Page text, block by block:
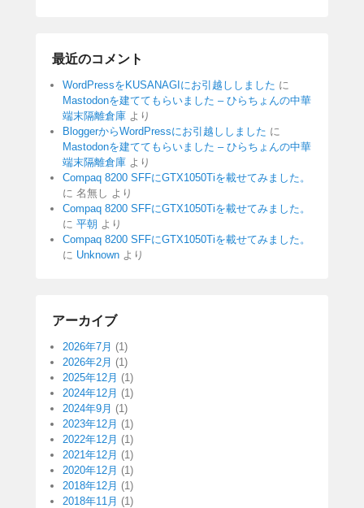
最近のコメント
WordPressをKUSANAGIにお引越ししました に
Mastodonを建ててもらいました – ひらちょんの中華
端末隔離倉庫 より
BloggerからWordPressにお引越ししました に
Mastodonを建ててもらいました – ひらちょんの中華
端末隔離倉庫 より
Compaq 8200 SFFにGTX1050Tiを載せてみました。
に 名無し より
Compaq 8200 SFFにGTX1050Tiを載せてみました。
に 平朝 より
Compaq 8200 SFFにGTX1050Tiを載せてみました。
に Unknown より
アーカイブ
2026年7月 (1)
2026年2月 (1)
2025年12月 (1)
2024年12月 (1)
2024年9月 (1)
2023年12月 (1)
2022年12月 (1)
2021年12月 (1)
2020年12月 (1)
2018年12月 (1)
2018年11月 (1)